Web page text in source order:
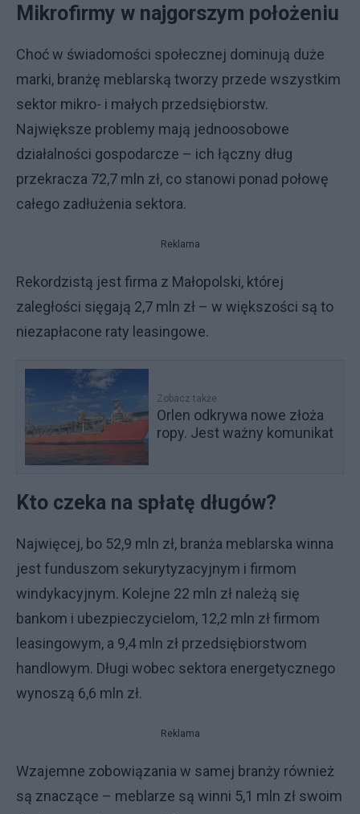
Mikrofirmy w najgorszym położeniu
Choć w świadomości społecznej dominują duże
marki, branżę meblarską tworzy przede wszystkim
sektor mikro- i małych przedsiębiorstw.
Największe problemy mają jednoosobowe
działalności gospodarcze – ich łączny dług
przekracza 72,7 mln zł, co stanowi ponad połowę
całego zadłużenia sektora.
Reklama
Rekordzistą jest firma z Małopolski, której
zaległości sięgają 2,7 mln zł – w większości są to
niezapłacone raty leasingowe.
Zobacz także
Orlen odkrywa nowe złoża
ropy. Jest ważny komunikat
Kto czeka na spłatę długów?
Najwięcej, bo 52,9 mln zł, branża meblarska winna
jest funduszom sekurytyzacyjnym i firmom
windykacyjnym. Kolejne 22 mln zł należą się
bankom i ubezpieczycielom, 12,2 mln zł firmom
leasingowym, a 9,4 mln zł przedsiębiorstwom
handlowym. Długi wobec sektora energetycznego
wynoszą 6,6 mln zł.
Reklama
Wzajemne zobowiązania w samej branży również
są znaczące – meblarze są winni 5,1 mln zł swoim